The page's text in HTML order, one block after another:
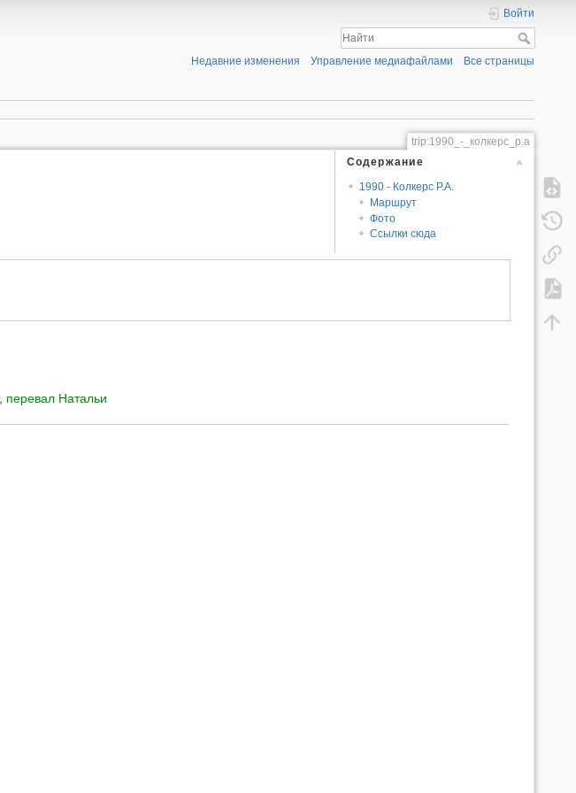
Войти
Недавние изменения Управление медиафайлами Все страницы
trip:1990_-_колкерс_р.а
Содержание
1990 - Колкерс Р.А.
Маршрут
Фото
Ссылки сюда
перевал Натальи